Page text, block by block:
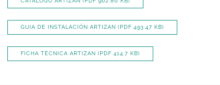
GUIA DE INSTALACIÓN ARTIZAN (PDF 493.47 KB)
FICHA TÉCNICA ARTIZAN (PDF 414.7 KB)